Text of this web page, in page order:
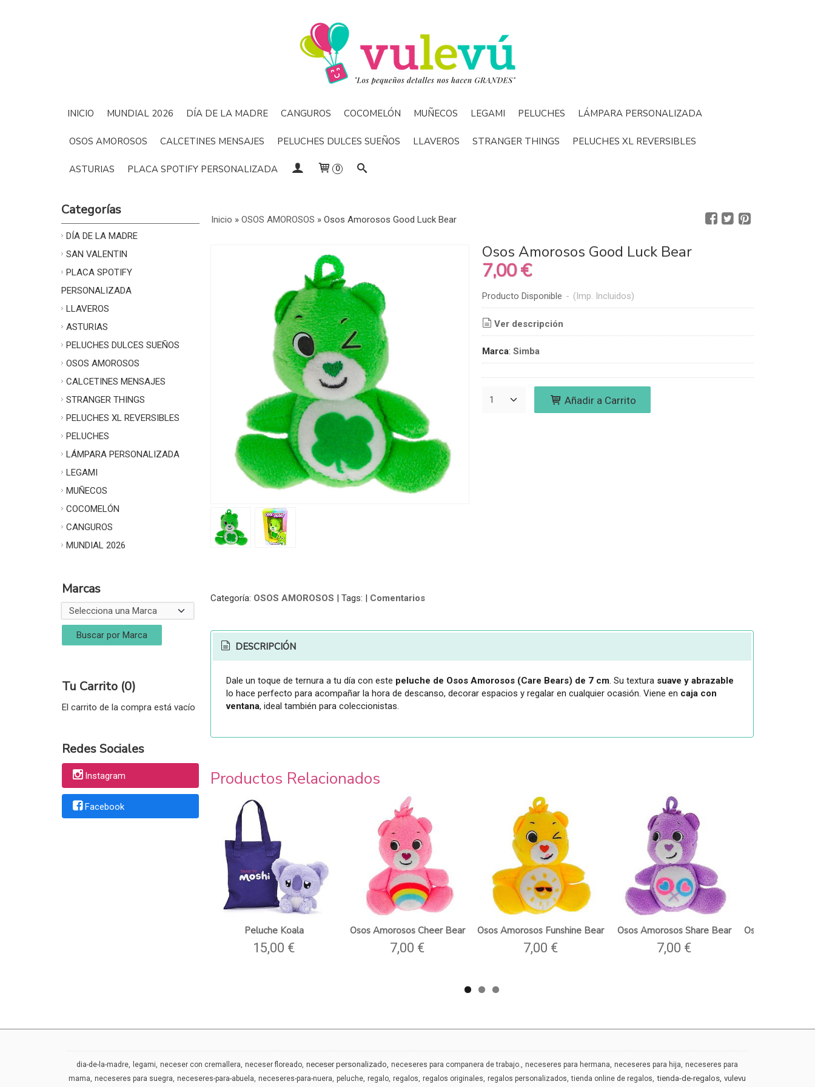
INICIO MUNDIAL 2026 DÍA DE LA MADRE CANGUROS COCOMELÓN MUÑECOS LEGAMI PELUCHES LÁMPARA PERSONALIZADA
OSOS AMOROSOS CALCETINES MENSAJES PELUCHES DULCES SUEÑOS LLAVEROS STRANGER THINGS PELUCHES XL REVERSIBLES
ASTURIAS PLACA SPOTIFY PERSONALIZADA 0
Categorías
DÍA DE LA MADRE
SAN VALENTIN
PLACA SPOTIFY
PERSONALIZADA
LLAVEROS
ASTURIAS
PELUCHES DULCES SUEÑOS
OSOS AMOROSOS
CALCETINES MENSAJES
STRANGER THINGS
PELUCHES XL REVERSIBLES
PELUCHES
LÁMPARA PERSONALIZADA
LEGAMI
MUÑECOS
COCOMELÓN
CANGUROS
MUNDIAL 2026
Marcas
Tu Carrito (0)
El carrito de la compra está vacío
Redes Sociales
Instagram
Facebook
Inicio » OSOS AMOROSOS » Osos Amorosos Good Luck Bear
Osos Amorosos Good Luck Bear
7,00 €
Producto Disponible - (Imp. Incluidos)
Ver descripción
Marca: Simba
Añadir a Carrito
Categoría: OSOS AMOROSOS | Tags: | Comentarios
DESCRIPCIÓN
Dale un toque de ternura a tu día con este peluche de Osos Amorosos (Care Bears) de 7 cm . Su textura suave y abrazable
lo hace perfecto para acompañar la hora de descanso, decorar espacios y regalar en cualquier ocasión. Viene en caja con
ventana, ideal también para coleccionistas.
Productos Relacionados
Peluche Koala
15,00 €
Osos Amorosos Cheer Bear
7,00 €
Osos Amorosos Funshine Bear
7,00 €
Osos Amorosos Share Bear
7,00 €
Osos Amorosos
dia-de-la-madre legami neceser con cremallera neceser floreado neceser personalizado neceseres para companera de trabajo. neceseres para hermana neceseres para hija neceseres para
mama neceseres para suegra neceseres-para-abuela neceseres-para-nuera peluche regalo regalos regalos originales regalos personalizados tienda online de regalos tienda-de-regalos vulevu